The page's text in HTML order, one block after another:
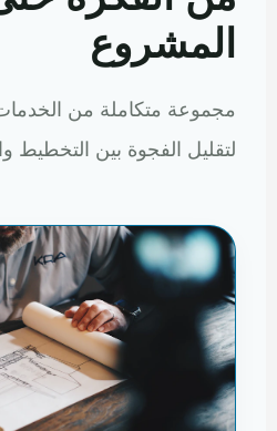
المشروع
مجموعة متكاملة من الخدمات
لتقليل الفجوة بين التخطيط